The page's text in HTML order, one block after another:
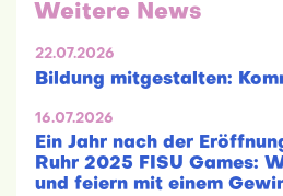
Weitere News
22.07.2026
Bildung mitgestalten:
16.07.2026
Ein Jahr nach der
Ruhr 2025 FISU Games:
und feiern mit einem